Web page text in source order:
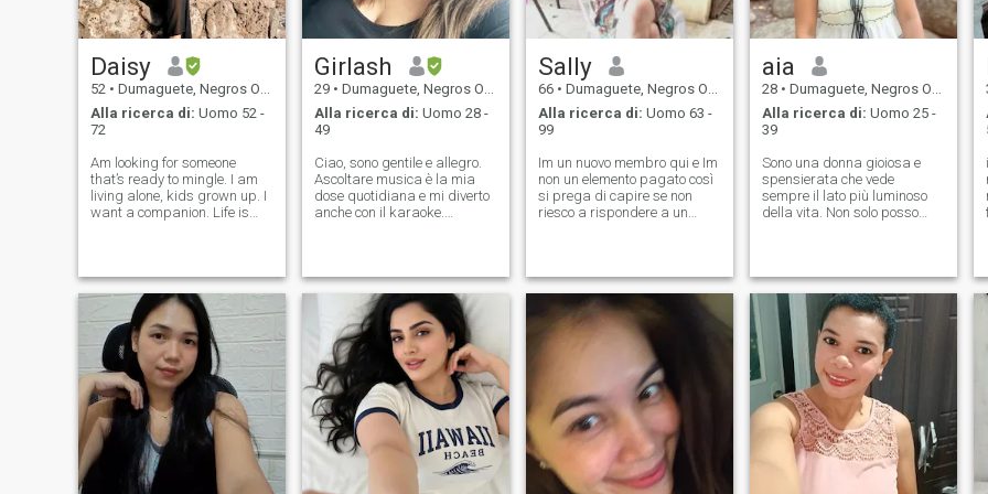
Daisy
52 • Dumaguete, Negros Oriental, Filippine
Alla ricerca di: Uomo 52 -
72
Am looking for someone
that’s ready to mingle. I am
living alone, kids grown up. I
want a companion. Life is
who believes that
relationship with God is more
importa
Girlash
29 • Dumaguete, Negros Oriental, Filippine
Alla ricerca di: Uomo 28 -
49
Ciao, sono gentile e allegro.
Ascoltare musica è la mia
dose quotidiana e mi diverto
anche con il karaoke.
Il mio partner ideale è attento
e ambizioso e ama creare
buoni ricordi. Un partner
rispettoso, temuto da dio e
orientato alla famiglia. Non
vedo l'ora di incontrare
qualcuno per una relazione a
lungo termine.
Sally
66 • Dumaguete, Negros Oriental, Filippine
Alla ricerca di: Uomo 63 -
99
Im un nuovo membro qui e Im
non un elemento pagato così
si prega di capire se non
riesco a rispondere a un
giovani della mia età. Io sono
un pensionato insegnante.
Rimasta vedova a partire
dal 1999. E non è mai stato in
un rapporto di nuovo da
allora. Mi piace cucinare,
ballare e cantare.
aia
28 • Dumaguete, Negros Oriental, Filippine
Alla ricerca di: Uomo 25 -
39
Sono una donna gioiosa e
spensierata che vede
sempre il lato più luminoso
della vita. Non solo posso
relazioni. Sono qui per il
lungo periodo e desideroso di
trovare qualcuno che voglia
costruire qualcosa di
significativo. Condividiamo
risate, avventure e pasti
deliziosi insieme!